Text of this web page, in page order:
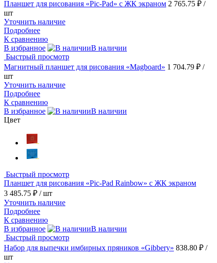
Планшет для рисования «Pic-Pad» с ЖК экраном 2 765.75 ₽ /
шт
Уточнить наличие
Подробнее
К сравнению
В избранное
В наличии
Быстрый просмотр
Магнитный планшет для рисования «Magboard» 1 704.79 ₽ /
шт
Уточнить наличие
Подробнее
К сравнению
В избранное
В наличии
Цвет
Быстрый просмотр
Планшет для рисования «Pic-Pad Rainbow» с ЖК экраном
3 485.75 ₽ / шт
Уточнить наличие
Подробнее
К сравнению
В избранное
В наличии
Быстрый просмотр
Набор для выпечки имбирных пряников «Gibbery» 838.80 ₽ /
шт